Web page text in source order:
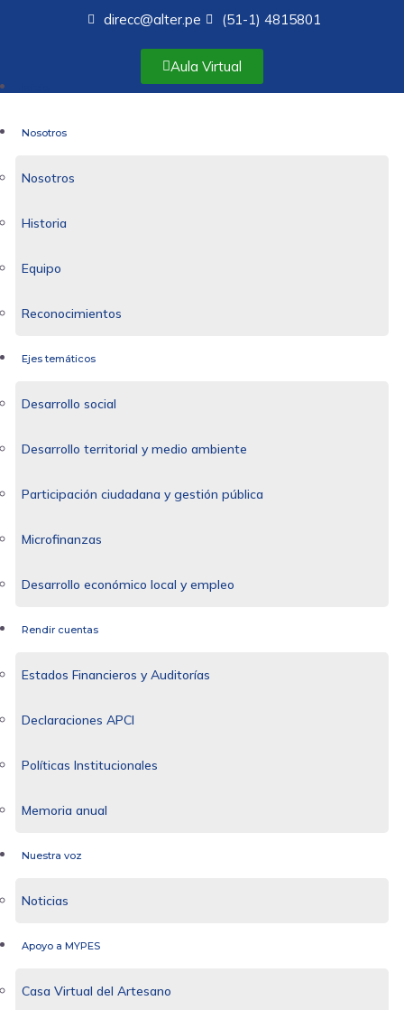
direcc@alter.pe (51-1) 4815801
Aula Virtual
Nosotros
Nosotros
Historia
Equipo
Reconocimientos
Ejes temáticos
Desarrollo social
Desarrollo territorial y medio ambiente
Participación ciudadana y gestión pública
Microfinanzas
Desarrollo económico local y empleo
Rendir cuentas
Estados Financieros y Auditorías
Declaraciones APCI
Políticas Institucionales
Memoria anual
Nuestra voz
Noticias
Apoyo a MYPES
Casa Virtual del Artesano